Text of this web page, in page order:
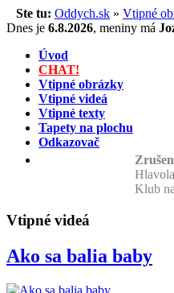
Ste tu: Oddych.sk » Vtipné
Dnes je 6.8.2026, meniny má
Úvod
CHAT!
Vtipné obrázky
Vtipné videá
Vtipné texty
Tapety na plochu
Odkazovač
Klub
Vtipné videá
Ako sa balia baby